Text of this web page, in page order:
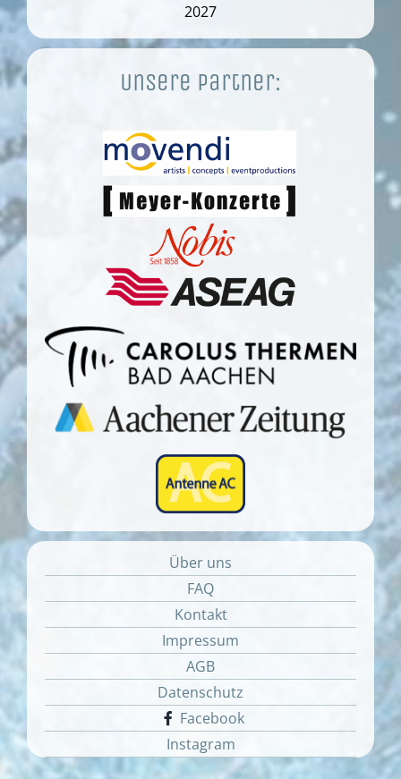
2027
Unsere Partner:
Über uns
FAQ
Kontakt
Impressum
AGB
Datenschutz
Facebook
Instagram